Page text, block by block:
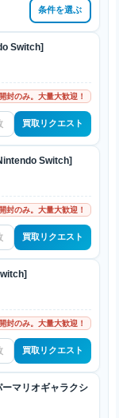
条件を選ぶ
Switch]
封のみ。大量大歓迎！
買取リクエスト
Switch]
封のみ。大量大歓迎！
買取リクエスト
封のみ。大量大歓迎！
買取リクエスト
マリオギャラクシ